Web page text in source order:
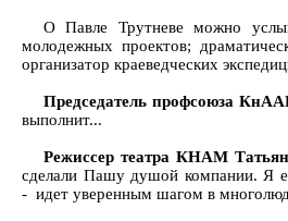
О Павле Трутневе можно
молодежных проектов;
организатор краеведческих
Председатель профсоюза
выполнит...
Режиссер театра КНАМ
сделали Пашу душой компании. Я
- идет уверенным шагом в